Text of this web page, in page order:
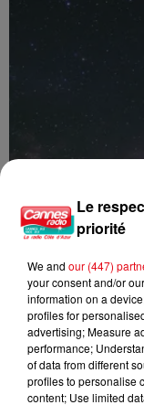
Nuits des étoiles
Le
priorité
We and our (447)
your consent and/or
information on a
profiles for
advertising; Measure
performance;
of data from different
profiles to personalise
content; Use limited